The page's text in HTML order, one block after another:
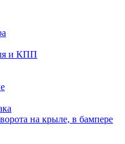
и КПП
на крыле, в бампере